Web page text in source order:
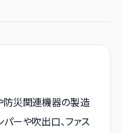
防災関連機器の製造
パーや吹出口、ファス